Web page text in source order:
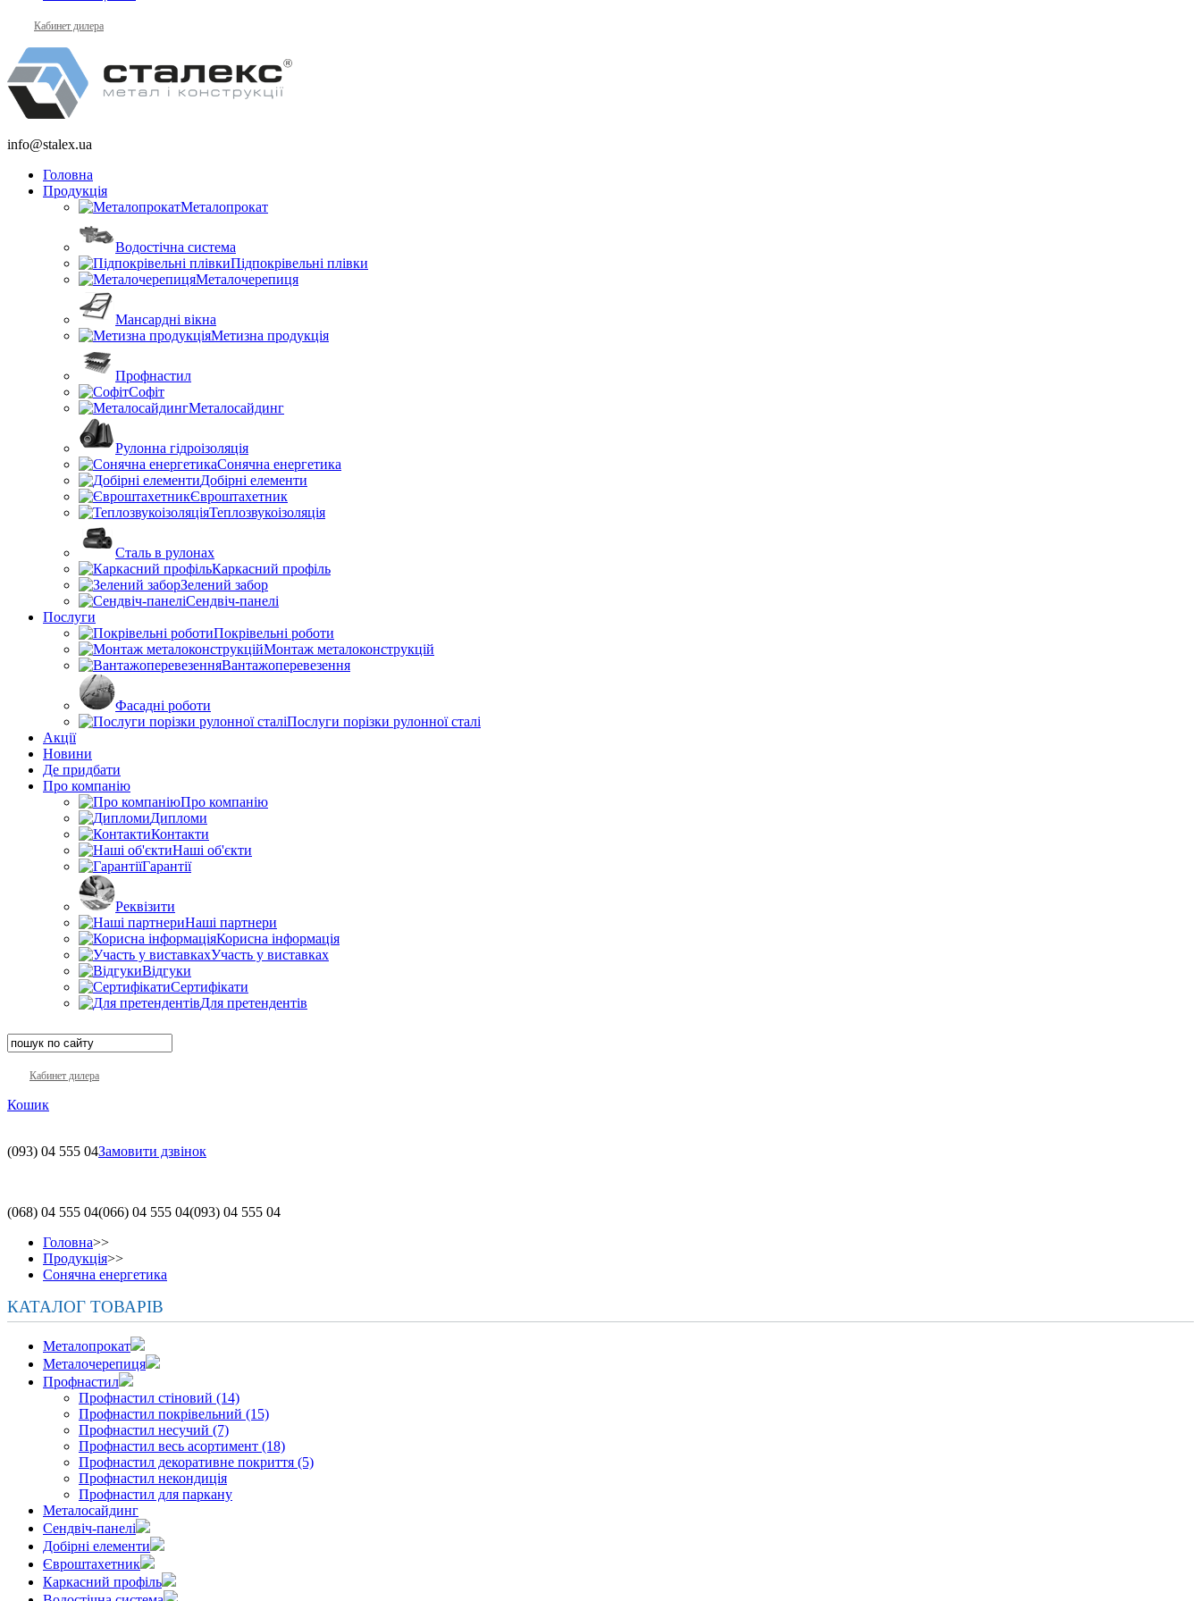
Кабинет дилера
info@stalex.ua
Головна
Продукція
Металопрокат
Водостічна система
Підпокрівельні плівки
Металочерепиця
Мансардні вікна
Метизна продукція
Профнастил
Софіт
Металосайдинг
Рулонна гідроізоляція
Сонячна енергетика
Добірні елементи
Євроштахетник
Теплозвукоізоляція
Сталь в рулонах
Каркасний профіль
Зелений забор
Сендвіч-панелі
Послуги
Покрівельні роботи
Монтаж металоконструкцій
Вантажоперевезення
Фасадні роботи
Послуги порізки рулонної сталі
Акції
Новини
Де придбати
Про компанію
Про компанію
Дипломи
Контакти
Наші об'єкти
Гарантії
Реквізити
Наші партнери
Корисна інформація
Участь у виставках
Відгуки
Сертифікати
Для претендентів
Кабинет дилера
Кошик
(093) 04 555 04Замовити дзвінок
(068) 04 555 04(066) 04 555 04(093) 04 555 04
Головна>>
Продукція>>
Сонячна енергетика
КАТАЛОГ ТОВАРІВ
Металопрокат
Металочерепиця
Профнастил
Профнастил стіновий (14)
Профнастил покрівельний (15)
Профнастил несучий (7)
Профнастил весь асортимент (18)
Профнастил декоративне покриття (5)
Профнастил некондиція
Профнастил для паркану
Металосайдинг
Сендвіч-панелі
Добірні елементи
Євроштахетник
Каркасний профіль